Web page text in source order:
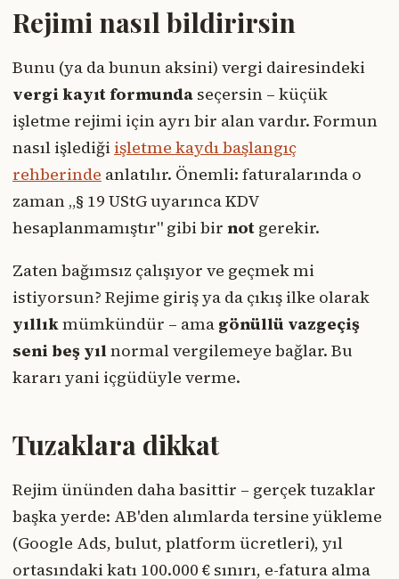
Rejimi nasıl bildirirsin
Bunu (ya da bunun aksini) vergi dairesindeki
vergi kayıt formunda seçersin – küçük
işletme rejimi için ayrı bir alan vardır. Formun
nasıl işlediği işletme kaydı başlangıç
rehberinde anlatılır. Önemli: faturalarında o
zaman „§ 19 UStG uyarınca KDV
hesaplanmamıştır" gibi bir not gerekir.
Zaten bağımsız çalışıyor ve geçmek mi
istiyorsun? Rejime giriş ya da çıkış ilke olarak
yıllıkmümkündür – ama gönüllü vazgeçiş
seni beş yılnormal vergilemeye bağlar. Bu
kararı yani içgüdüyle verme.
Tuzaklara dikkat
Rejim ününden daha basittir – gerçek tuzaklar
başka yerde: AB'den alımlarda tersine yükleme
(Google Ads, bulut, platform ücretleri), yıl
ortasındaki katı 100.000 € sınırı, e-fatura alma